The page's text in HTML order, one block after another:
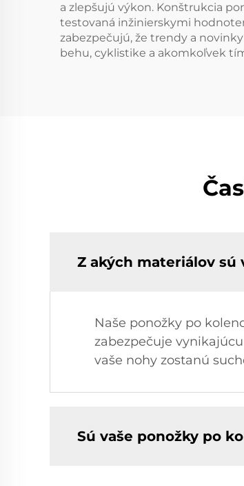
a zlepšujú výkon. Konštrukcia
testovaná inžinierskymi
zabezpečujú, že trendy a
behu, cyklistike a akomkoľvek
Z akých materiálov sú
Naše ponožky po
zabezpečuje
vaše nohy zostanú
Sú vaše ponožky po